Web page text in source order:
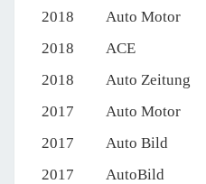
2018
Auto Motor
2018
ACE
2018
Auto Zeitung
2017
Auto Motor
2017
Auto Bild
2017
AutoBild